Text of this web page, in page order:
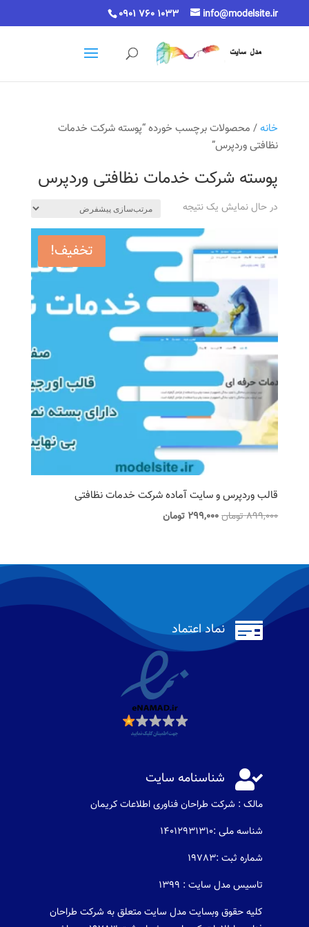
0901 760 1033 info@modelsite.ir
خانه/ محصولات برچسب خورده “پوسته شرکت خدمات
نظافتی وردپرس”
پوسته شرکت خدمات نظافتی وردپرس
در حال نمایش یک نتیجه
تخفیف!
قالب وردپرس و سایت آماده شرکت خدمات نظافتی
899,000تومانقیمت
بود.
299,000 تومانقیمت
است.
 نماد اعتماد
 شناسنامه سایت
مالک : شرکت طراحان فناوری اطلاعات كريمان
شناسه ملی :14012931310
شماره ثبت :19783
تاسیس مدل سایت : 1399
کلیه حقوق وبسایت مدل سایت متعلق به شرکت طراحان